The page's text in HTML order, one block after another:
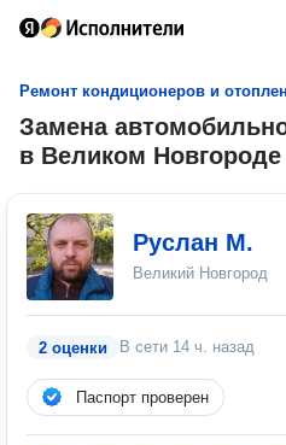
Ремонт кондиционеров и
Замена
в Великом Новгороде
Руслан М.
Великий Новгород
2 оценки В сети 14 ч. назад
Паспорт проверен